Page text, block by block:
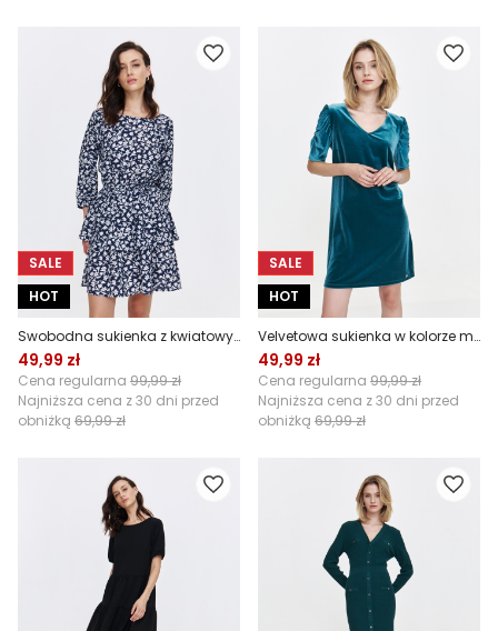
SALE
HOT
Swobodna sukienka z kwiatowy wzór
49,99 zł
Cena regularna 99,99 zł
Najniższa cena z 30 dni przed
obniżką 69,99 zł
SALE
HOT
Velvetowa sukienka w kolorze morskiej zieleni
49,99 zł
Cena regularna 99,99 zł
Najniższa cena z 30 dni przed
obniżką 69,99 zł